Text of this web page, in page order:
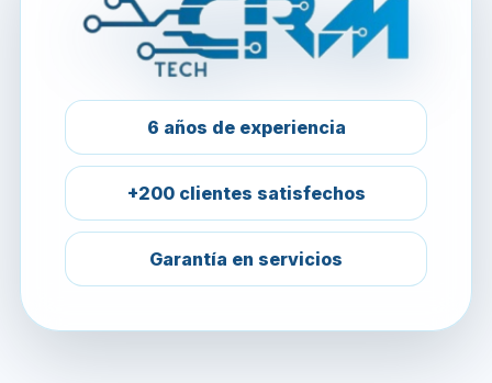
6 años de experiencia
+200 clientes satisfechos
Garantía en servicios